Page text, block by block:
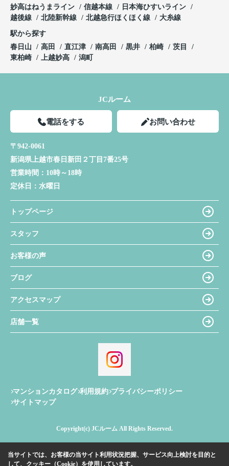
妙高はねうまライン
信越本線
日本海ひすいライン
越後線
北陸新幹線 北越急行ほくほく線 大糸線
駅から探す
春日山
高田 直江津 南高田 黒井 柏崎
茨目
東柏崎
上越妙高 潟町
JCルーム
電話をする お問い合わせ
〒942-0061
新潟県上越市春日新田２丁目7番25号
営業時間： 10時～18時
定休日： 水曜日
トップページ
スタッフ
お客様の声
ブログ
アクセスマップ
店舗一覧
マンションカタログ 利用規約 プライバシーポリシー
サイトマップ
Copyright(c) JCルーム All Rights Reserved.
当サイトでは、お客様の当サイト利用状況把握、サービス向上検討を目的と
して、クッキー（Cookie）を使用しています。